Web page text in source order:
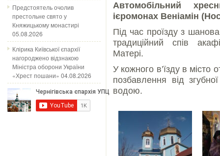
Предстоятель очолив
престольне свято у
Княжицькому монастирі
05.08.2026
Клірика Київської єпархії
нагороджено відзнакою
Міністра оборони України
«Хрест пошани» 04.08.2026
Автомобільний
ієромонах Веніамін
Під час проїзду з
традиційний спів
Матері.
У кожного в’їзду в місто
позбавлення від
водою.